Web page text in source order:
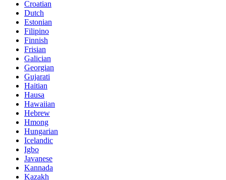
Croatian
Dutch
Estonian
Filipino
Finnish
Frisian
Galician
Georgian
Gujarati
Haitian
Hausa
Hawaiian
Hebrew
Hmong
Hungarian
Icelandic
Igbo
Javanese
Kannada
Kazakh